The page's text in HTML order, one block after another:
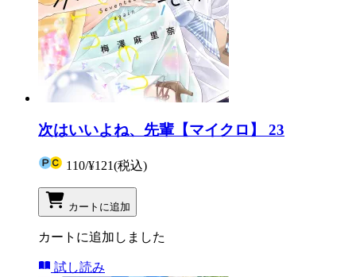
次はいいよね、先輩【マイクロ】 23
110/¥121(税込)
カートに追加
カートに追加しました
試し読み